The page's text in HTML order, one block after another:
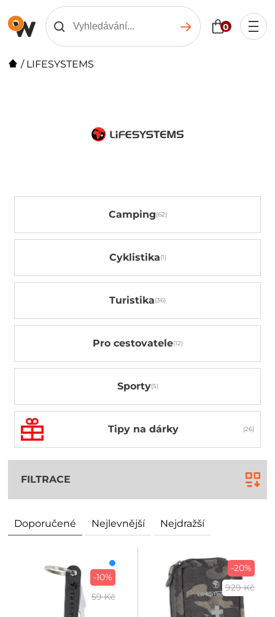
0
/ LIFESYSTEMS
Camping
Cyklistika
Turistika
Pro cestovatele
Sporty
Tipy na dárky
FILTRACE
Doporučené Nejlevnější Nejdražší
-10%
59 Kč
-20%
929 Kč